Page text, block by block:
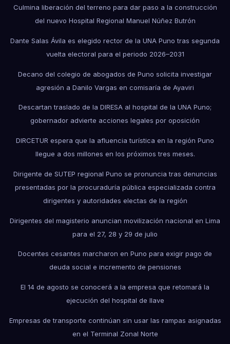
Culmina liberación del terreno para dar paso a la construcción
del nuevo Hospital Regional Manuel Núñez Butrón
Dante Salas Ávila es elegido rector de la UNA Puno tras segunda
vuelta electoral para el periodo 2026–2031
Decano del colegio de abogados de Puno solicita investigar
agresión a Danilo Vargas en comisaría de Ayaviri
Descartan traslado de la DIRESA al hospital de la UNA Puno;
gobernador advierte acciones legales por oposición
DIRCETUR espera que la afluencia turística en la región Puno
llegue a dos millones en los próximos tres meses.
Dirigente de SUTEP regional Puno se pronuncia tras denuncias
presentadas por la procuraduría pública especializada contra
dirigentes y autoridades electas de la región
Dirigentes del magisterio anuncian movilización nacional en Lima
para el 27, 28 y 29 de julio
Docentes cesantes marcharon en Puno para exigir pago de
deuda social e incremento de pensiones
El 14 de agosto se conocerá a la empresa que retomará la
ejecución del hospital de Ilave
Empresas de transporte continúan sin usar las rampas asignadas
en el Terminal Zonal Norte